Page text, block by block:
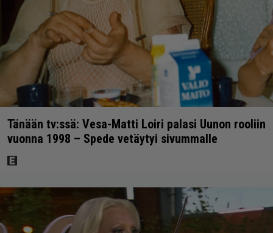
Tänään tv:ssä: Vesa-Matti Loiri palasi Uunon rooliin
vuonna 1998 – Spede vetäytyi sivummalle